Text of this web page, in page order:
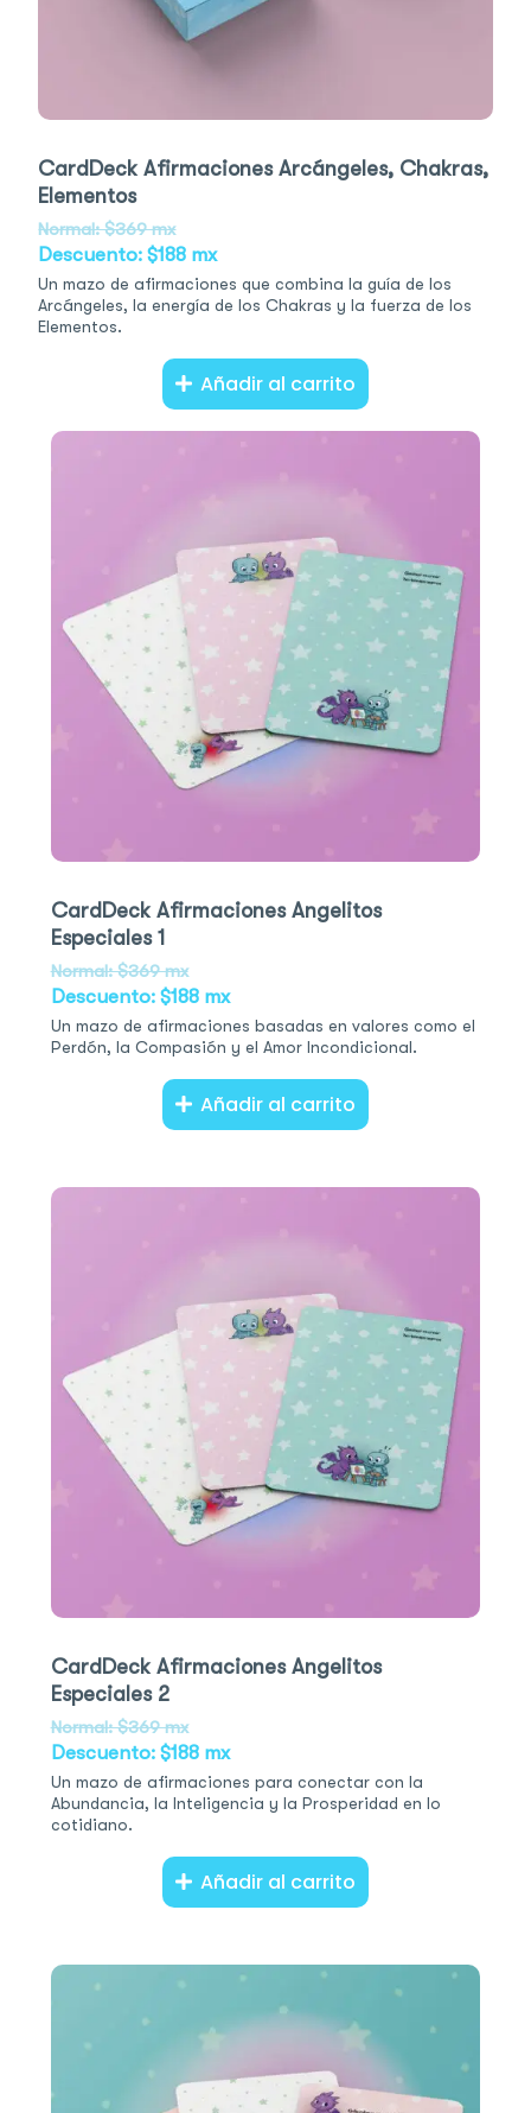
CardDeck Afirmaciones Arcángeles, Chakras,
Elementos
Normal: $369 mx
Descuento: $188 mx
Un mazo de afirmaciones que combina la guía de los
Arcángeles, la energía de los Chakras y la fuerza de los
Elementos.
Añadir al carrito
CardDeck Afirmaciones Angelitos
Especiales 1
Normal: $369 mx
Descuento: $188 mx
Un mazo de afirmaciones basadas en valores como el
Perdón, la Compasión y el Amor Incondicional.
Añadir al carrito
CardDeck Afirmaciones Angelitos
Especiales 2
Normal: $369 mx
Descuento: $188 mx
Un mazo de afirmaciones para conectar con la
Abundancia, la Inteligencia y la Prosperidad en lo
cotidiano.
Añadir al carrito